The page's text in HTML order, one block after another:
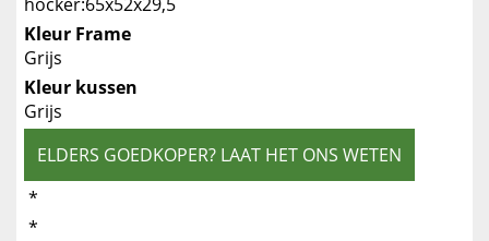
Kleur Frame
Grijs
Kleur kussen
Grijs
ELDERS GOEDKOPER? LAAT HET ONS WETEN
*
*